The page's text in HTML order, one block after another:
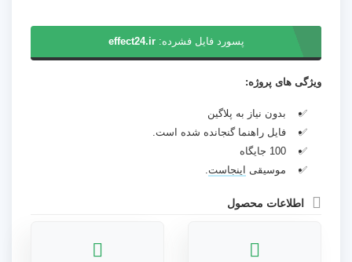
پسورد فایل فشرده:effect24.ir
ویژگی های پروژه:
بدون نیاز به پلاگین
فایل راهنما گنجانده شده است.
100 جایگاه
موسیقی اینجاست
اطلاعات محصول